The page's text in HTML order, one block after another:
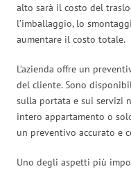
alto sarà il costo del
l’imballaggio, lo
aumentare il costo totale.
L’azienda offre un
del cliente. Sono
sulla portata e sui servizi
intero appartamento o
un preventivo accurato e
Uno degli aspetti più